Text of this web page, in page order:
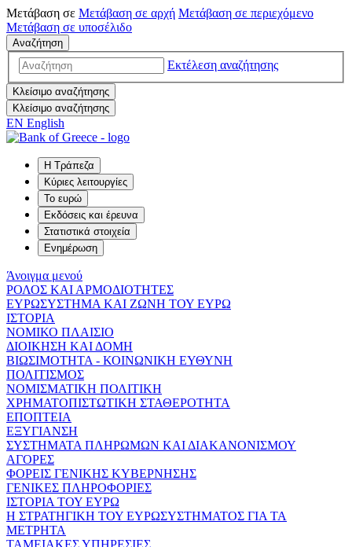
Μετάβαση σε Μετάβαση σε αρχή Μετάβαση σε περιεχόμενο
Μετάβαση σε υποσέλιδο
Αναζήτηση
Εκτέλεση αναζήτησης
Κλείσιμο αναζήτησης
Κλείσιμο αναζήτησης
EN English
Η Τράπεζα
Κύριες λειτουργίες
Το ευρώ
Εκδόσεις και έρευνα
Στατιστικά στοιχεία
Ενημέρωση
Άνοιγμα μενού
ΡΟΛΟΣ ΚΑΙ ΑΡΜΟΔΙΟΤΗΤΕΣ
ΕΥΡΩΣΥΣΤΗΜΑ ΚΑΙ ΖΩΝΗ ΤΟΥ ΕΥΡΩ
ΙΣΤΟΡΙΑ
ΝΟΜΙΚΟ ΠΛΑΙΣΙΟ
ΔΙΟΙΚΗΣΗ ΚΑΙ ΔΟΜΗ
ΒΙΩΣΙΜΟΤΗΤΑ - ΚΟΙΝΩΝΙΚΗ ΕΥΘΥΝΗ
ΠΟΛΙΤΙΣΜΟΣ
ΝΟΜΙΣΜΑΤΙΚΗ ΠΟΛΙΤΙΚΗ
ΧΡΗΜΑΤΟΠΙΣΤΩΤΙΚΗ ΣΤΑΘΕΡΟΤΗΤΑ
ΕΠΟΠΤΕΙΑ
ΕΞΥΓΙΑΝΣΗ
ΣΥΣΤΗΜΑΤΑ ΠΛΗΡΩΜΩΝ ΚΑΙ ΔΙΑΚΑΝΟΝΙΣΜΟΥ
ΑΓΟΡΕΣ
ΦΟΡΕΙΣ ΓΕΝΙΚΗΣ ΚΥΒΕΡΝΗΣΗΣ
ΓΕΝΙΚΕΣ ΠΛΗΡΟΦΟΡΙΕΣ
ΙΣΤΟΡΙΑ ΤΟΥ ΕΥΡΩ
Η ΣΤΡΑΤΗΓΙΚΗ ΤΟΥ ΕΥΡΩΣΥΣΤΗΜΑΤΟΣ ΓΙΑ ΤΑ
ΜΕΤΡΗΤΑ
ΤΑΜΕΙΑΚΕΣ ΥΠΗΡΕΣΙΕΣ